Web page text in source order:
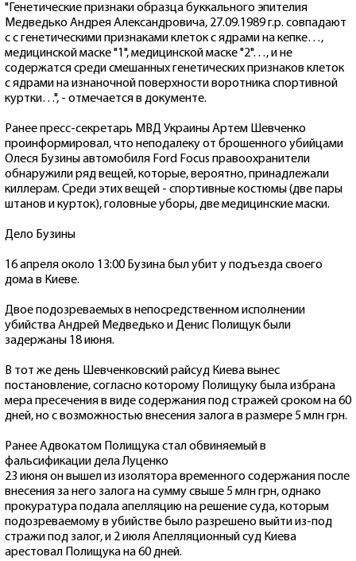
"Генетические признаки образца буккального эпителия
Медведько Андрея Александровича, 27.09.1989 г.р. совпадают
с с генетическими признаками клеток с ядрами на кепке…,
медицинской маске "1", медицинской маске "2"…, и не
содержатся среди смешанных генетических признаков клеток
с ядрами на изнаночной поверхности воротника спортивной
куртки…", - отмечается в документе.
Ранее пресс-секретарь МВД Украины Артем Шевченко
проинформировал, что неподалеку от брошенного убийцами
Олеся Бузины автомобиля Ford Focus правоохранители
обнаружили ряд вещей, которые, вероятно, принадлежали
киллерам. Среди этих вещей - спортивные костюмы (две пары
штанов и курток), головные уборы, две медицинские маски.
Дело Бузины
16 апреля около 13:00 Бузина был убит у подъезда своего
дома в Киеве.
Двое подозреваемых в непосредственном исполнении
убийства Андрей Медведько и Денис Полищук были
задержаны 18 июня.
В тот же день Шевченковский райсуд Киева вынес
постановление, согласно которому Полищуку была избрана
мера пресечения в виде содержания под стражей сроком на 60
дней, но с возможностью внесения залога в размере 5 млн грн.
Ранее Адвокатом Полищука стал обвиняемый в
фальсификации дела Луценко
23 июня он вышел из изолятора временного содержания после
внесения за него залога на сумму свыше 5 млн грн, однако
прокуратура подала апелляцию на решение суда, которым
подозреваемому в убийстве было разрешено выйти из-под
стражи под залог, и 2 июля Апелляционный суд Киева
арестовал Полищука на 60 дней.